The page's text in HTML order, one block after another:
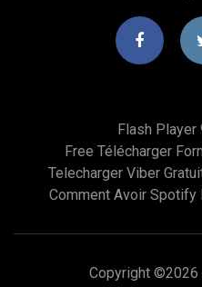
Flash Player
Free Télécharger
Telecharger Viber
Comment Avoir Spotify
Copyright ©2026